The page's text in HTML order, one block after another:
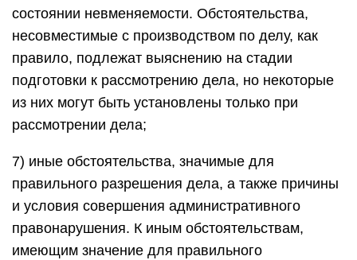
состоянии невменяемости. Обстоятельства,
несовместимые с производством по делу, как
правило, подлежат выяснению на стадии
подготовки к рассмотрению дела, но некоторые
из них могут быть установлены только при
рассмотрении дела;
7) иные обстоятельства, значимые для
правильного разрешения дела, а также причины
и условия совершения административного
правонарушения. К иным обстоятельствам,
имеющим значение для правильного